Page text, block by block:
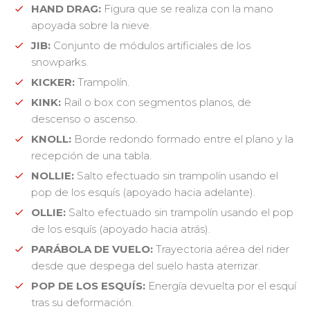
HAND DRAG: Figura que se realiza con la mano
apoyada sobre la nieve.
JIB: Conjunto de módulos artificiales de los
snowparks.
KICKER: Trampolín.
KINK: Rail o box con segmentos planos, de
descenso o ascenso.
KNOLL: Borde redondo formado entre el plano y la
recepción de una tabla.
NOLLIE: Salto efectuado sin trampolín usando el
pop de los esquís (apoyado hacia adelante).
OLLIE: Salto efectuado sin trampolín usando el pop
de los esquís (apoyado hacia atrás).
PARÁBOLA DE VUELO: Trayectoria aérea del rider
desde que despega del suelo hasta aterrizar.
POP DE LOS ESQUÍS: Energía devuelta por el esquí
tras su deformación.